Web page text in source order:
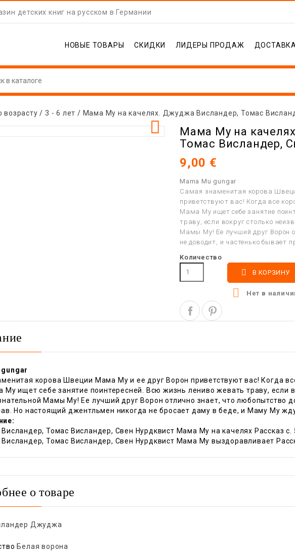
детских книг на русском в Германии
НОВЫЕ ТОВАРЫ СКИДКИ ЛИДЕРЫ ПРОДАЖ ДОСТАВКА
возрасту 3 - 6 лет Мама Му на качелях. Джуджа Висландер, Томас

Мама Му на
Томас Висландер,
9,00 €
Mama Mu gungar
Самая знаменитая корова
приветствуют вас! Когда все
Мама Му ищет себе занятие
траву, если вокруг столько
Мамы Му! Ее лучший друг Ворон
не доводит, и частенько бывает
Количество
 В КОРЗИНУ
 Нет в
gungar
корова Швеции Мама Му и ее друг Ворон приветствуют вас! Когда
Му ищет себе занятие поинтересней. Всю жизнь лениво жевать траву, если
Мамы Му! Ее лучший друг Ворон отлично знает, что любопытство
Но настоящий джентльмен никогда не бросает даму в беде, и Маму Му
Томас Висландер, Свен Нурдквист Мама Му на качелях Рассказ c.
Томас Висландер, Свен Нурдквист Мама Му выздоравливает
о товаре
Джуджа
Белая ворона